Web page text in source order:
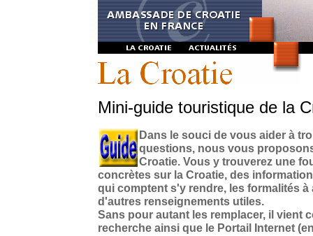
Mini-guide touristique de la
Dans le souci de vous aider à
questions, nous vous
Croatie. Vous y trouverez une
concrètes sur la Croatie, des
qui comptent s'y rendre, les formalités à
d'autres renseignements utiles.
Sans pour autant les remplacer, il vient
recherche ainsi que le Portail Internet